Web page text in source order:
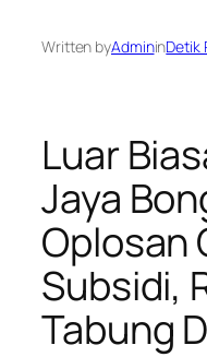
Written byAdmininDetik
Luar
Jaya
Oplosan
Subsidi,
Tabung